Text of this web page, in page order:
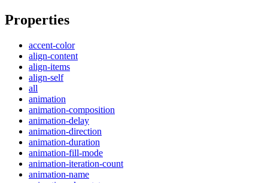
Properties
accent-color
align-content
align-items
align-self
all
animation
animation-composition
animation-delay
animation-direction
animation-duration
animation-fill-mode
animation-iteration-count
animation-name